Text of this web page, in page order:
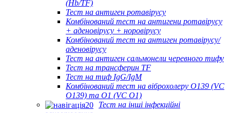
(Hb/TF)
Тест на антиген ротавірусу
Комбінований тест на антигени ротавірусу
+ аденовірусу + норовірусу
Комбінований тест на антиген ротавірусу/
аденовірусу
Тест на антиген сальмонели черевного тифу
Тест на трансферин TF
Тест на тиф IgG/IgM
Комбінований тест на віброхолеру O139 (VC
O139) та O1 (VC O1)
Тест на інші інфекційні